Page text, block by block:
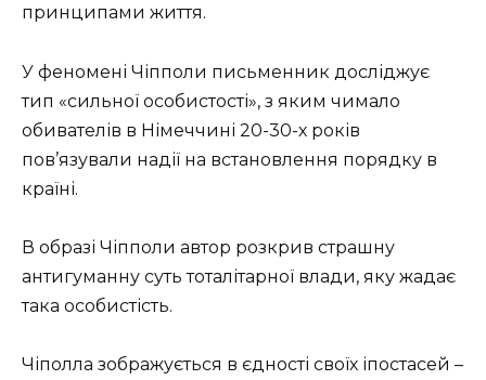
принципами життя.
У феномені Чіпполи письменник досліджує
тип «сильної особистості», з яким чимало
обивателів в Німеччині 20-30-х років
пов’язували надії на встановлення порядку в
країні.
В образі Чіпполи автор розкрив страшну
антигуманну суть тоталітарної влади, яку жадає
така особистість.
Чіполла зображується в єдності своїх іпостасей –